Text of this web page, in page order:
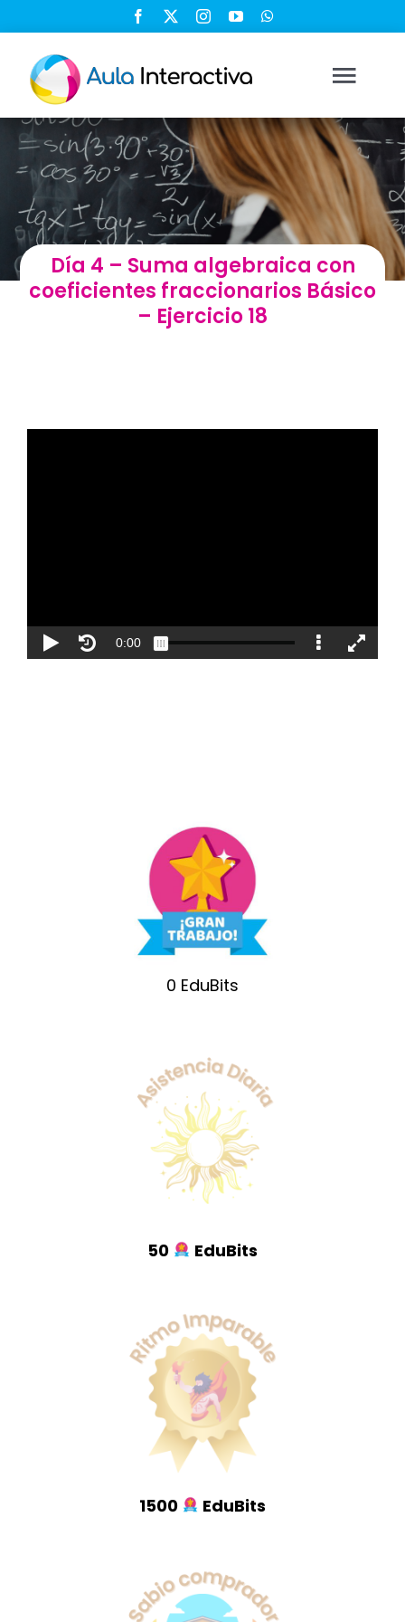
contenido
Ingresar
Registrarse
Nosotros
Soluciones
Día 4 – Suma algebraica con
coeficientes fraccionarios Básico
– Ejercicio 18
0 EduBits
50 EduBits
1500 EduBits